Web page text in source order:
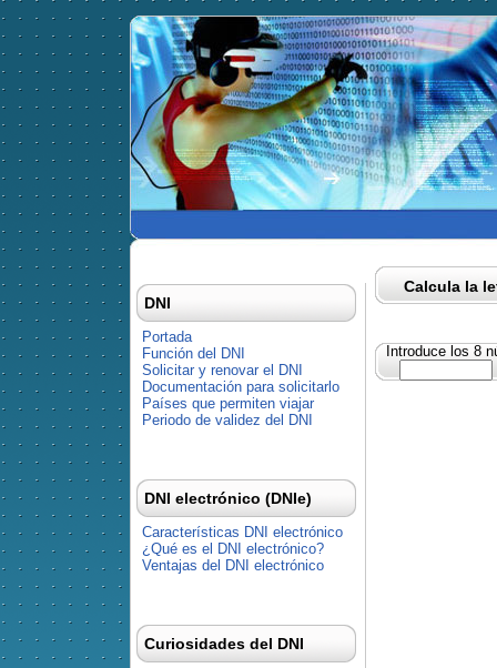
Calcula la
Introduce los 8
DNI
Portada
Función del DNI
Solicitar y renovar el DNI
Documentación para solicitarlo
Países que permiten viajar
Periodo de validez del DNI
DNI electrónico (DNIe)
Características DNI electrónico
¿Qué es el DNI electrónico?
Ventajas del DNI electrónico
Curiosidades del DNI